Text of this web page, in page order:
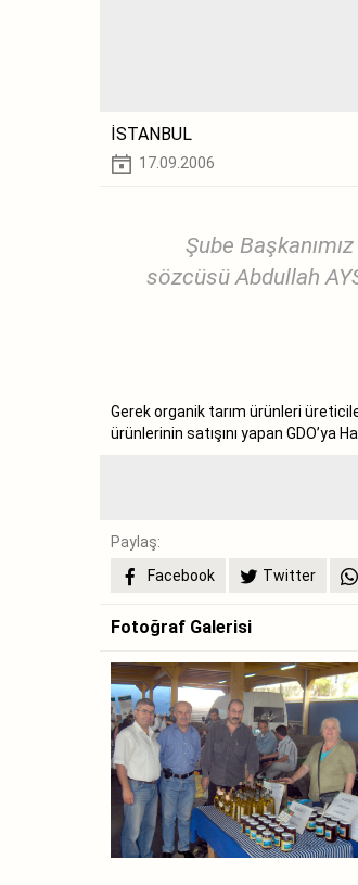
İSTANBUL
17.09.2006
Şube
sözcüsü Abdullah
Gerek organik tarım ürünleri
ürünlerinin satışını yapan GDO’ya
Paylaş:
Facebook
Twitter
Fotoğraf Galerisi